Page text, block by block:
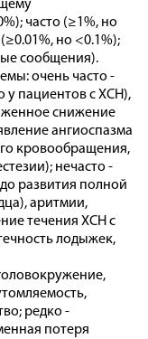
часто (≥1%, но
но <0.1%);
сообщения).
очень часто -
у пациентов с ХСН),
снижение
ангиоспазма
кровообращения,
нечасто -
развития полной
аритмии,
течения ХСН с
лодыжек,
редко -
потеря